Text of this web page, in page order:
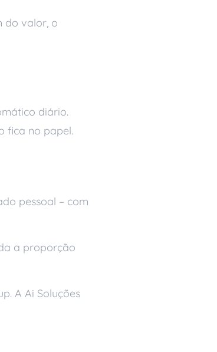
do valor, o
diário.
fica no papel.
pessoal – com
a proporção
A Ai Soluções